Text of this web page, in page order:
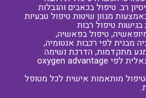
רב. טיפול בכאבים והגבלות
מגוון שיטות טיפול טבעיות
בגישות טיפול רבות
טיפול בפאשיה,
מבנית לפי רכבות אנטומיה,
מגע מתקדמות, הדרכת נשימה
פונקציונאלית לפי oxygen advantage
מותאמות אישית לכל מטופל